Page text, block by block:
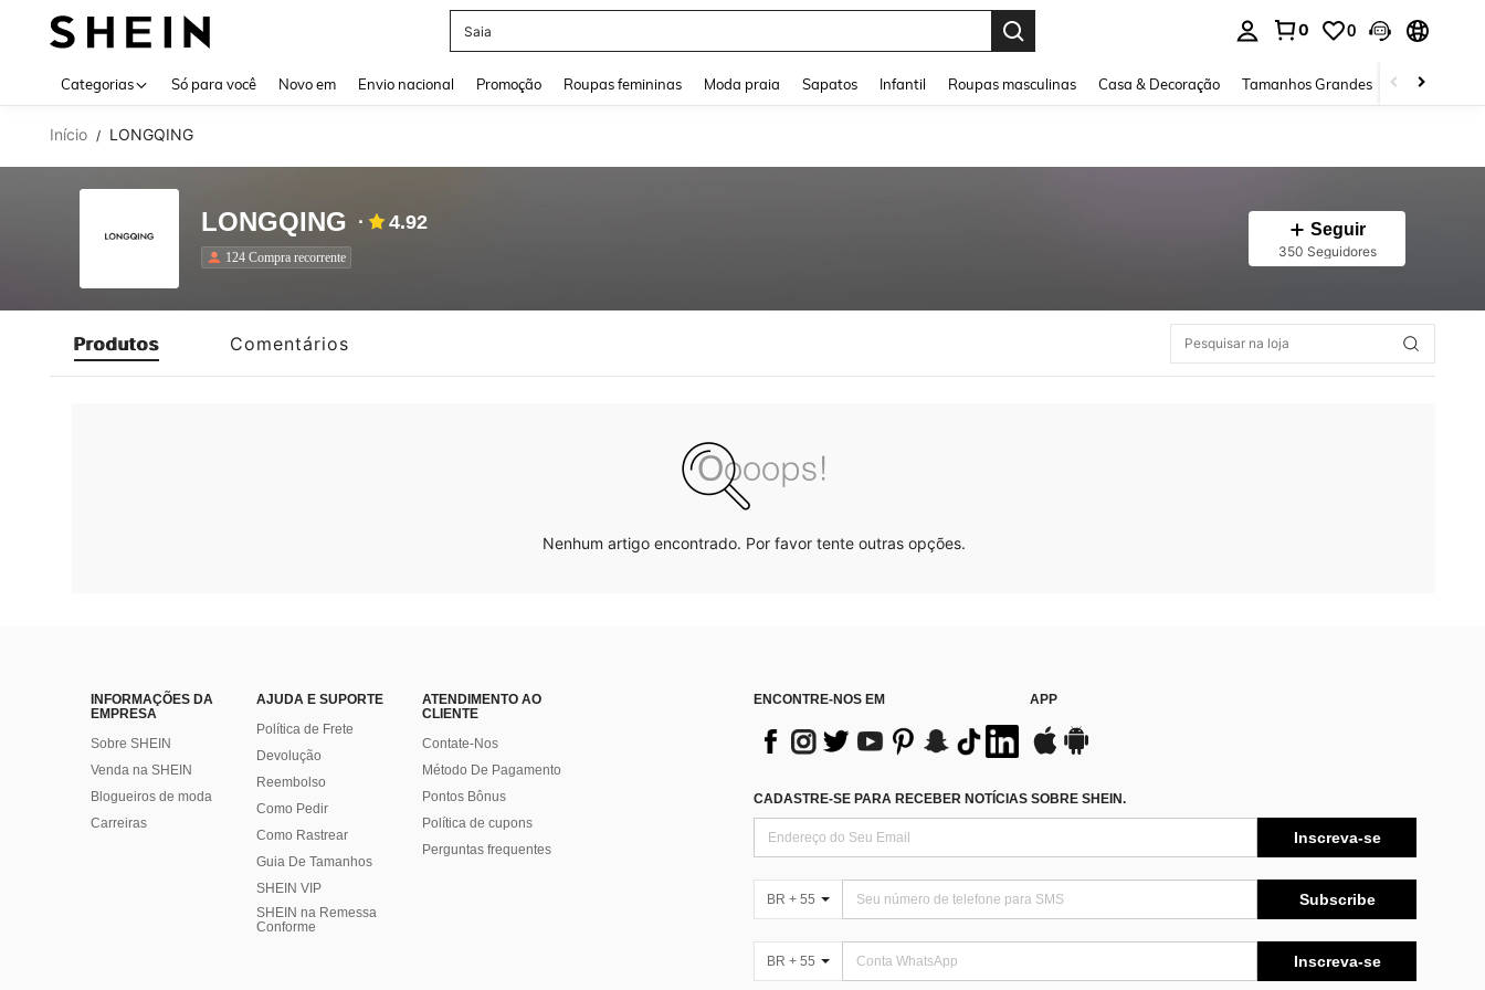
Saia
0 0
Categorias Só para você Novo em Envio nacional Promoção Roupas femininas Moda praia Sapatos Infantil Roupas masculinas Casa & Decoração Tamanhos Grandes Joias e
Início / LONGQING
LONGQING 4.92
124 Compra recorrente
Seguir
350 Seguidores
Produtos Comentários
Nenhum artigo encontrado. Por favor tente outras opções.
INFORMAÇÕES DA
EMPRESA
Sobre SHEIN
Venda na SHEIN
Blogueiros de moda
Carreiras
AJUDA E SUPORTE
Política de Frete
Devolução
Reembolso
Como Pedir
Como Rastrear
Guia De Tamanhos
SHEIN VIP
SHEIN na Remessa
Conforme
ATENDIMENTO AO
CLIENTE
Contate-Nos
Método De Pagamento
Pontos Bônus
Política de cupons
Perguntas frequentes
ENCONTRE-NOS EM APP
CADASTRE-SE PARA RECEBER NOTÍCIAS SOBRE SHEIN.
Inscreva-se
BR + 55 Subscribe
BR + 55 Inscreva-se